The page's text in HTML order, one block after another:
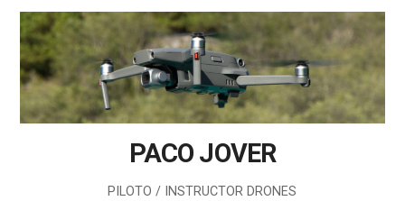
Saltar
contenido
PACO JOVER
PILOTO / INSTRUCTOR DRONES